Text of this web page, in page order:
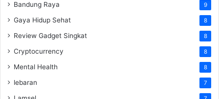
Bandung Raya 9
Gaya Hidup Sehat 8
Review Gadget Singkat 8
Cryptocurrency 8
Mental Health 8
lebaran 7